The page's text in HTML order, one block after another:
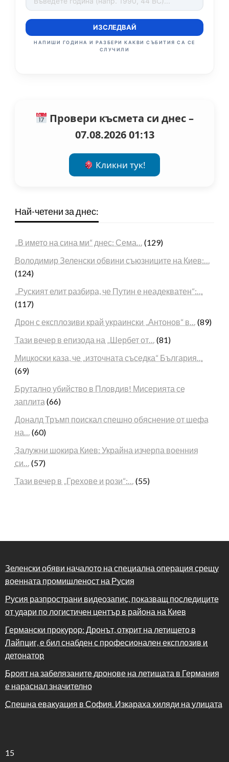
ИЗСЛЕДВАЙ
НАПИШИ ГОДИНА И РАЗБЕРИ КАКВИ СЪБИТИЯ СА СЕ
СЛУЧИЛИ
Провери късмета си днес –
07.08.2026 01:13
Кликни тук!
Най-четени за днес:
„В името на сина ми“ днес: Сема… (129)
Володимир Зеленски обвини съюзниците на Киев:…
(124)
„Руският елит разбира, че Путин е неадекватен“:…
(117)
Дрон с експлозиви край украински „Антонов“ в… (89)
Тази вечер в епизода на „Шербет от… (81)
Мицкоски каза, че „източната съседка“ България…
(69)
Брутално убийство в Пловдив! Мисерията се
заплита (66)
Доналд Тръмп поискал спешно обяснение от шефа
на… (60)
Залужни шокира Киев: Украйна изчерпа военния
си… (57)
Тази вечер в „Грехове и рози“:… (55)
Зеленски обяви началото на специална операция срещу
военната промишленост на Русия
Русия разпространи видеозапис, показващ последиците
от удари по логистичен център в района на Киев
Германски прокурор: Дронът, открит на летището в
Лайпциг, е бил снабден с професионален експлозив и
детонатор
Броят на забелязаните дронове на летищата в Германия
е нараснал значително
Спешна евакуация в София. Изкараха хиляди на улицата
15